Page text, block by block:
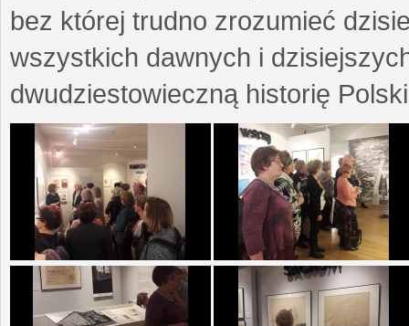
bez której trudno zrozumieć
wszystkich dawnych i
dwudziestowieczną historię